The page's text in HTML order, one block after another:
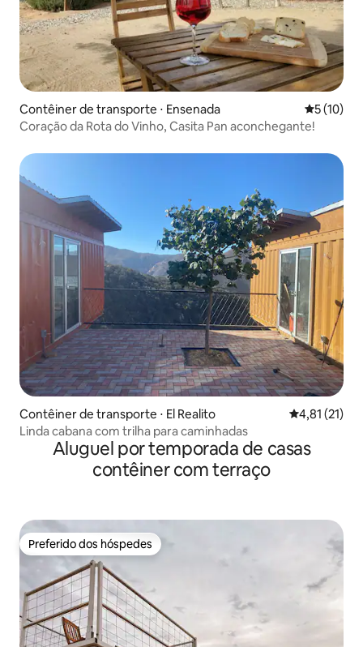
Contêiner de transporte ⋅ Ensenada 5 de uma
5 (10)
Coração da Rota do Vinho, Casita Pan aconchegante!
Contêiner de transporte ⋅ El Realito 4,81 de uma
4,81 (21)
Linda cabana com trilha para caminhadas
Aluguel por temporada de casas
contêiner com terraço
Preferido dos hóspedes
Preferido dos hóspedes